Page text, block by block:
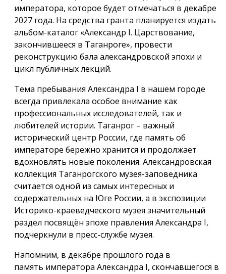
императора, которое будет отмечаться в декабре
2027 года. На средства гранта планируется издать
альбом-каталог «Александр I. Царствование,
закончившееся в Таганроге», провести
реконструкцию бала александровской эпохи и
цикл публичных лекций.
Тема пребывания Александра I в нашем городе
всегда привлекала особое внимание как
профессиональных исследователей, так и
любителей истории. Таганрог – важный
исторический центр России, где память об
императоре бережно хранится и продолжает
вдохновлять новые поколения. Александровская
коллекция Таганрогского музея-заповедника
считается одной из самых интересных и
содержательных на Юге России, а в экспозиции
Историко-краеведческого музея значительный
раздел посвящён эпохе правления Александра I,
подчеркнули в пресс-службе музея.
Напомним, в декабре прошлого года в
память императора Александра I, скончавшегося в